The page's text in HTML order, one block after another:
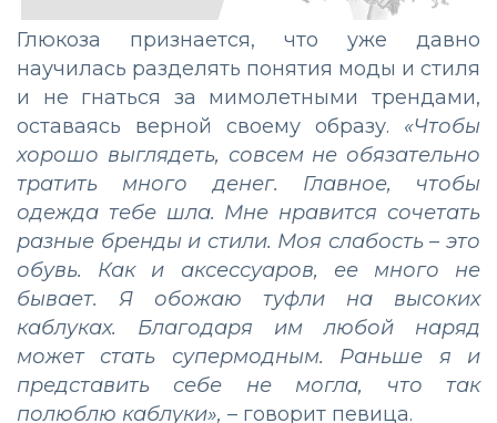
Глюкоза признается, что уже давно
научилась разделять понятия моды и стиля
и не гнаться за мимолетными трендами,
оставаясь верной своему образу. «Чтобы
хорошо выглядеть, совсем не обязательно
тратить много денег. Главное, чтобы
одежда тебе шла. Мне нравится сочетать
разные бренды и стили. Моя слабость – это
обувь. Как и аксессуаров, ее много не
бывает. Я обожаю туфли на высоких
каблуках. Благодаря им любой наряд
может стать супермодным. Раньше я и
представить себе не могла, что так
полюблю каблуки», – говорит певица.